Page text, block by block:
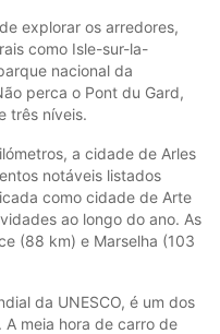
explorar os arredores,
como Isle-sur-la-
nacional da
perca o Pont du Gard,
três níveis.
a cidade de Arles
notáveis listados
como cidade de Arte
ao longo do ano. As
(88 km) e Marselha (103
da UNESCO, é um dos
A meia hora de carro de